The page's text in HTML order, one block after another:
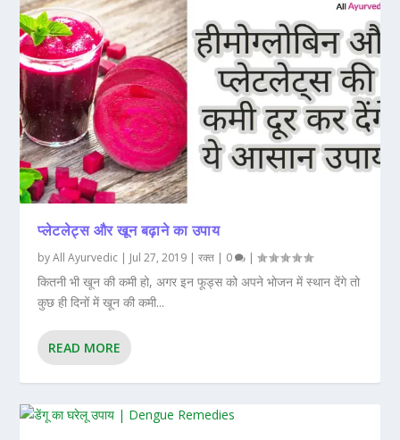
प्लेटलेट्स और खून बढ़ाने का उपाय
byAll Ayurvedic | Jul 27, 2019 |रक्त | 0 |
कितनी भी खून की कमी हो, अगर इन फूड्स को अपने भोजन में स्थान देंगे तो
कुछ ही दिनों में खून की कमी...
READ MORE